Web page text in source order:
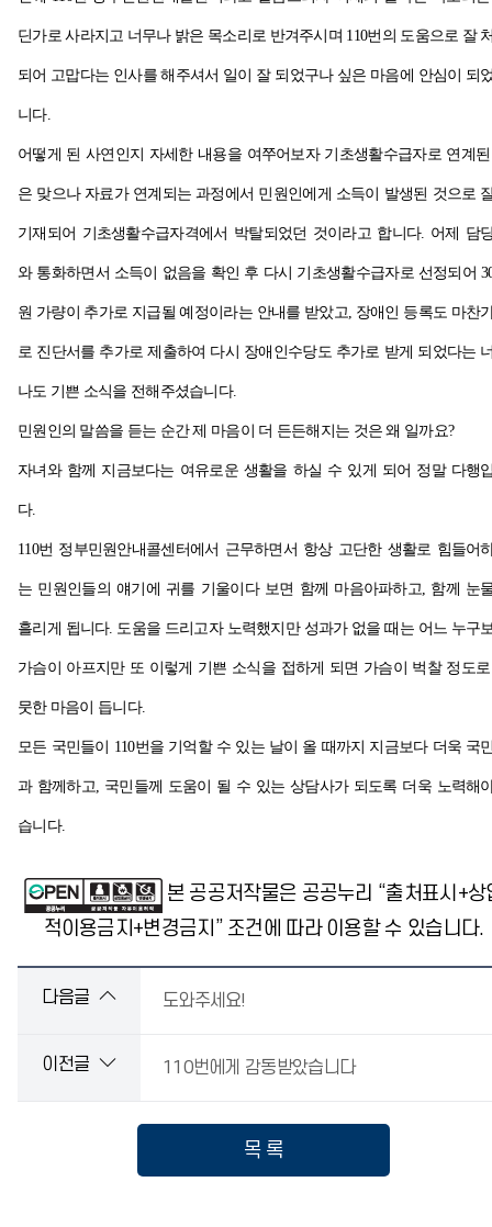
딘가로 사라지고 너무나 밝은 목소리로 반겨주시며 110번의 도움으로 잘
되어 고맙다는 인사를 해주셔서 일이 잘 되었구나 싶은 마음에 안심이 되
니다.
어떻게 된 사연인지 자세한 내용을 여쭈어보자 기초생활수급자로 연계
은 맞으나 자료가 연계되는 과정에서 민원인에게 소득이 발생된 것으로
기재되어 기초생활수급자격에서 박탈되었던 것이라고 합니다. 어제 담
와 통화하면서 소득이 없음을 확인 후 다시 기초생활수급자로 선정되어
원 가량이 추가로 지급될 예정이라는 안내를 받았고, 장애인 등록도 마찬
로 진단서를 추가로 제출하여 다시 장애인수당도 추가로 받게 되었다는
나도 기쁜 소식을 전해주셨습니다.
민원인의 말씀을 듣는 순간 제 마음이 더 든든해지는 것은 왜 일까요?
자녀와 함께 지금보다는 여유로운 생활을 하실 수 있게 되어 정말 다행
다.
110번 정부민원안내콜센터에서 근무하면서 항상 고단한 생활로 힘들어
는 민원인들의 얘기에 귀를 기울이다 보면 함께 마음아파하고, 함께 눈
흘리게 됩니다. 도움을 드리고자 노력했지만 성과가 없을 때는 어느 누구
가슴이 아프지만 또 이렇게 기쁜 소식을 접하게 되면 가슴이 벅찰 정도
뭇한 마음이 듭니다.
모든 국민들이 110번을 기억할 수 있는 날이 올 때까지 지금보다 더욱 국
과 함께하고, 국민들께 도움이 될 수 있는 상담사가 되도록 더욱 노력해
습니다.
본 공공저작물은 공공누리 “출처표시+상
적이용금지+변경금지” 조건에 따라 이용할 수 있습니다.
다음글 도와주세요!
이전글 110번에게 감동받았습니다
목 록